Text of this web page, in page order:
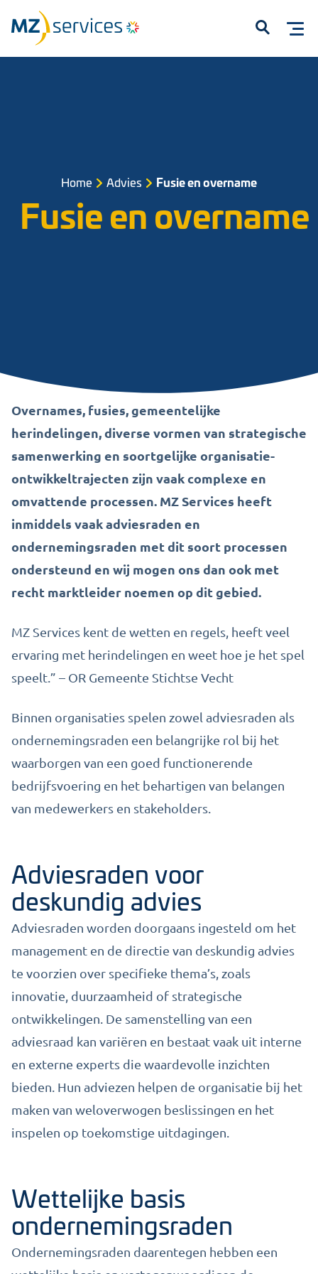
Start met typen om te zoeken...
Home Advies Fusie en overname
Fusie en overname
Overnames, fusies, gemeentelijke
herindelingen, diverse vormen van strategische
samenwerking en soortgelijke organisatie-
ontwikkeltrajecten zijn vaak complexe en
omvattende processen. MZ Services heeft
inmiddels vaak adviesraden en
ondernemingsraden met dit soort processen
ondersteund en wij mogen ons dan ook met
recht marktleider noemen op dit gebied.
MZ Services kent de wetten en regels, heeft veel
ervaring met herindelingen en weet hoe je het spel
speelt.” – OR Gemeente Stichtse Vecht
Binnen organisaties spelen zowel adviesraden als
ondernemingsraden een belangrijke rol bij het
waarborgen van een goed functionerende
bedrijfsvoering en het behartigen van belangen
van medewerkers en stakeholders.
Adviesraden voor
deskundig advies
Adviesraden worden doorgaans ingesteld om het
management en de directie van deskundig advies
te voorzien over specifieke thema’s, zoals
innovatie, duurzaamheid of strategische
ontwikkelingen. De samenstelling van een
adviesraad kan variëren en bestaat vaak uit interne
en externe experts die waardevolle inzichten
bieden. Hun adviezen helpen de organisatie bij het
maken van weloverwogen beslissingen en het
inspelen op toekomstige uitdagingen.
Wettelijke basis
ondernemingsraden
Ondernemingsraden daarentegen hebben een